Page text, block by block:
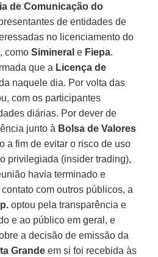
de Comunicação do
de entidades de
no licenciamento do
, comoSimineral e Fiepa.
que a Licença de
naquele dia. Por volta das
com os participantes
diárias. Por dever de
junto à Bolsa de Valores
a fim de evitar o risco de uso
privilegiada (insider trading),
havia terminado e
com outros públicos, a
optou pela transparência e
e ao público em geral, e
a decisão de emissão da
Grande em si foi recebida às